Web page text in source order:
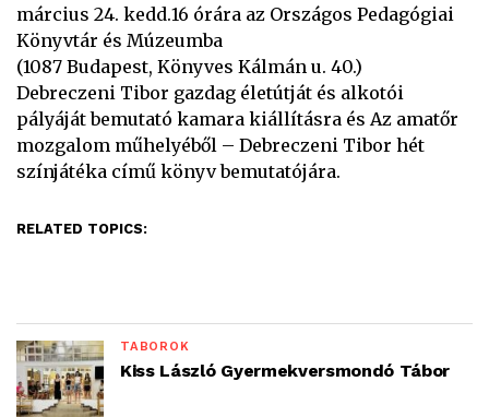
március 24. kedd.16 órára az Országos Pedagógiai
Könyvtár és Múzeumba
(1087 Budapest, Könyves Kálmán u. 40.)
Debreczeni Tibor gazdag életútját és alkotói
pályáját bemutató kamara kiállításra és Az amatőr
mozgalom műhelyéből – Debreczeni Tibor hét
színjátéka című könyv bemutatójára.
RELATED TOPICS:
TÁBOROK
Kiss László Gyermekversmondó Tábor